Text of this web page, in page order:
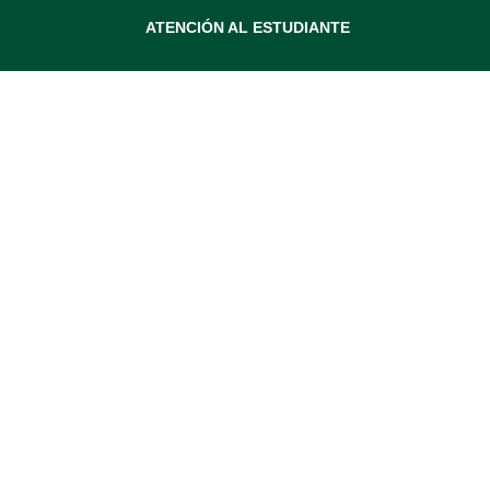
ATENCIÓN AL ESTUDIANTE